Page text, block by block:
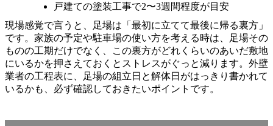
戸建ての塗装工事で2〜3週間程度が目安
現場感覚で言うと、足場は「最初に立てて最後に帰る裏方」
です。家族の予定や駐車場の使い方を考える時は、足場その
ものの工期だけでなく、この裏方がどれくらいのあいだ敷地
にいるかを押さえておくとストレスがぐっと減ります。外壁
業者の工程表に、足場の組立日と解体日がはっきり書かれて
いるかも、必ず確認しておきたいポイントです。